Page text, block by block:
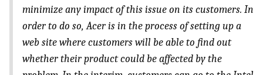
minimize any impact of this issue on its customers. In
order to do so, Acer is in the process of setting up a
web site where customers will be able to find out
whether their product could be affected by the